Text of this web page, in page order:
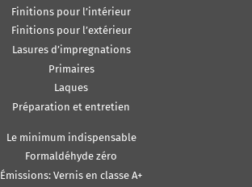
Finitions pour l’intérieur
Finitions pour l’extérieur
Lasures d’impregnations
Primaires
Laques
Préparation et entretien
Le minimum indispensable
Formaldéhyde zéro
Émissions: Vernis en classe A+